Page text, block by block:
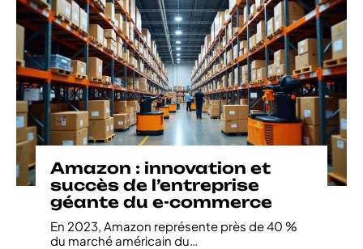
Amazon : innovation et
succès de l’entreprise
géante du e-commerce
En 2023, Amazon représente près de 40 %
du marché américain du…